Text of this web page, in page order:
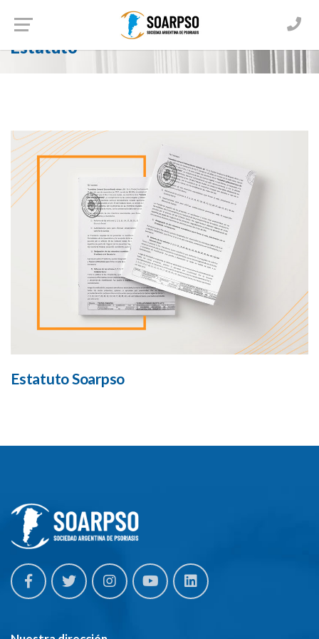
Home
Estatuto
Estatuto Soarpso